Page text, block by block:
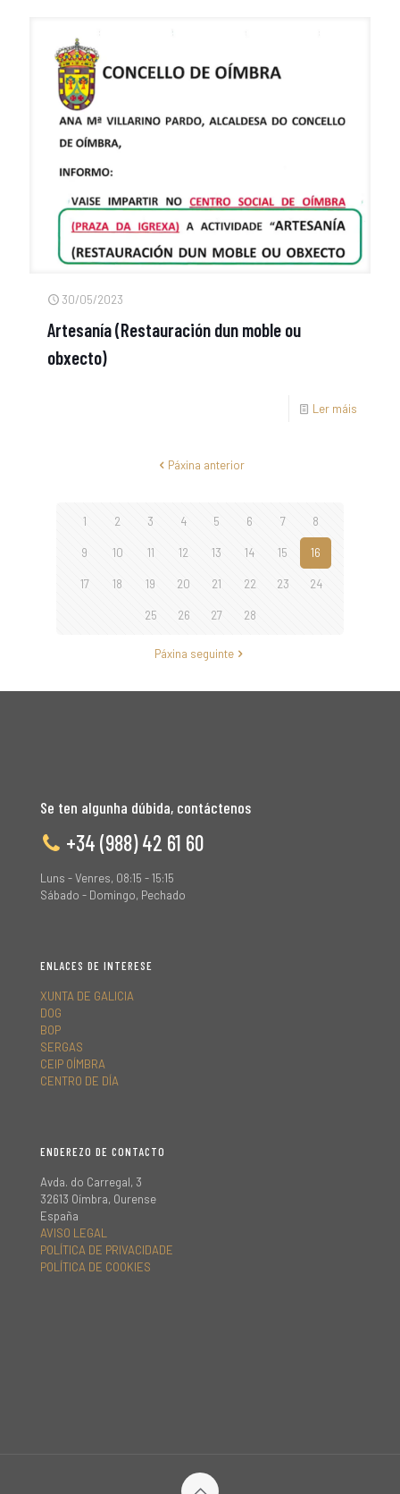
30/05/2023
Artesanía (Restauración dun moble ou
obxecto)
Ler máis
Páxina anterior
1 2 3 4 5 6 7 8
9 10 11 12 13 14 15 16
17 18 19 20 21 22 23 24
25 26 27 28
Páxina seguinte
Se ten algunha dúbida, contáctenos
+34 (988) 42 61 60
Luns - Venres, 08:15 - 15:15
Sábado - Domingo, Pechado
ENLACES DE INTERESE
XUNTA DE GALICIA
DOG
BOP
SERGAS
CEIP OÍMBRA
CENTRO DE DÍA
ENDEREZO DE CONTACTO
Avda. do Carregal, 3
32613 Oímbra, Ourense
España
AVISO LEGAL
POLÍTICA DE PRIVACIDADE
POLÍTICA DE COOKIES